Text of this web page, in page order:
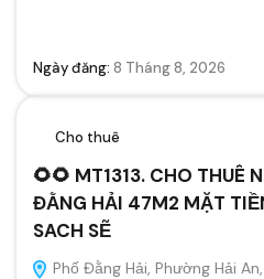
Ngày đăng: 8 Tháng 8, 2026
Cho thuê
🌻🌻 MT1313. CHO THUÊ
ĐẰNG HẢI 47M2 MẶT
SACH SẼ
Phố Đằng Hải, Phường Hải